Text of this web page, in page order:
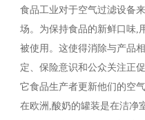
食品工业对于空气过滤设备
场。为保持食品的新鲜口味,
被使用。这使得消除与产品
定、保险意识和公众关注正
它食品生产者更新他们的空气
在欧洲,酸奶的罐装是在洁净